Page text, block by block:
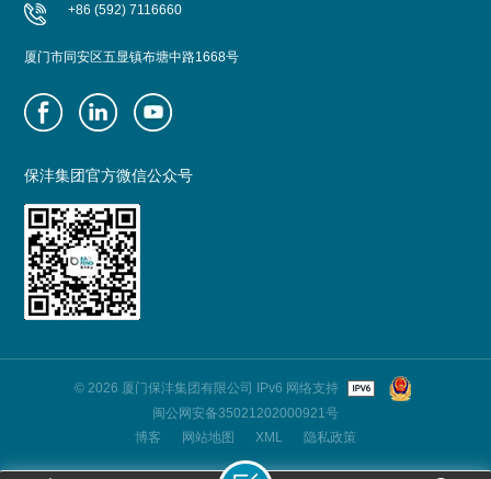
+86 (592) 7116660
厦门市同安区五显镇布塘中路1668号
保沣集团官方微信公众号
© 2026 厦门保沣集团有限公司 IPv6 网络支持
闽公网安备35021202000921号
博客
网站地图 XML 隐私政策